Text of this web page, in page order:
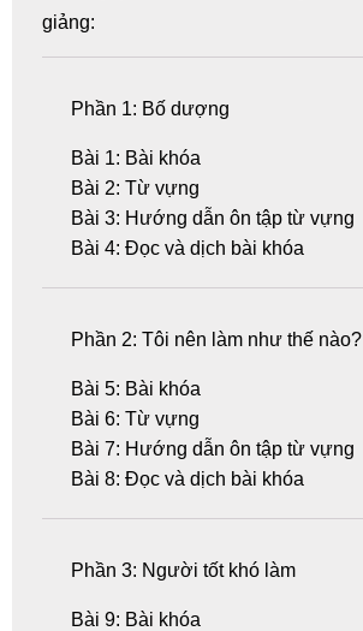
giảng:
Phần 1: Bố dượng
Bài 1: Bài khóa
Bài 2: Từ vựng
Bài 3: Hướng dẫn ôn tập từ vựng
Bài 4: Đọc và dịch bài khóa
Phần 2: Tôi nên làm như thế nào?
Bài 5: Bài khóa
Bài 6: Từ vựng
Bài 7: Hướng dẫn ôn tập từ vựng
Bài 8: Đọc và dịch bài khóa
Phần 3: Người tốt khó làm
Bài 9: Bài khóa